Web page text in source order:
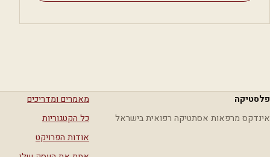
פלסטיקה
אינדקס מרפאות אסתטיקה רפואית בישראל
מאמרים ומדריכים
כל הקטגוריות
אודות הפרויקט